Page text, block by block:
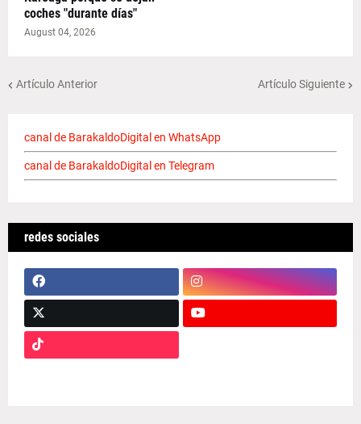
coches "durante días"
August 04, 2026
Artículo Anterior Artículo Siguiente
canal de BarakaldoDigital en WhatsApp
canal de BarakaldoDigital en Telegram
redes sociales